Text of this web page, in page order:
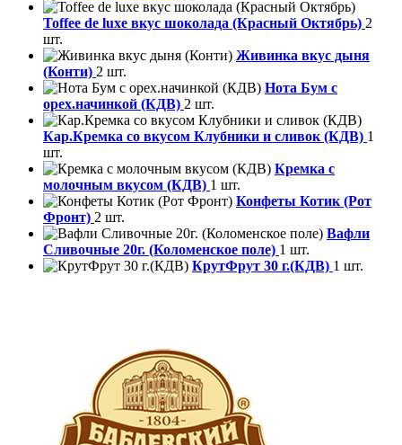
Toffee de luxe вкус шоколада (Красный Октябрь) 2
шт.
Живинка вкус дыня
(Конти) 2 шт.
Нота Бум с
орех.начинкой (КДВ) 2 шт.
Кар.Кремка со вкусом Клубники и сливок (КДВ) 1
шт.
Кремка с
молочным вкусом (КДВ) 1 шт.
Конфеты Котик (Рот
Фронт) 2 шт.
Вафли
Сливочные 20г. (Коломенское поле) 1 шт.
КрутФрут 30 г.(КДВ) 1 шт.